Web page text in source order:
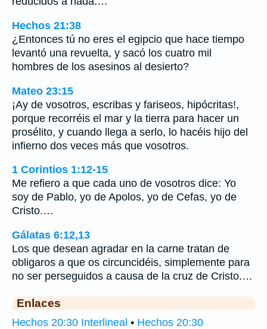
Hechos 21:38
¿Entonces tú no eres el egipcio que hace tiempo
levantó una revuelta, y sacó los cuatro mil
hombres de los asesinos al desierto?
Mateo 23:15
¡Ay de vosotros, escribas y fariseos, hipócritas!,
porque recorréis el mar y la tierra para hacer un
prosélito, y cuando llega a serlo, lo hacéis hijo del
infierno dos veces más que vosotros.
1 Corintios 1:12-15
Me refiero a que cada uno de vosotros dice: Yo
soy de Pablo, yo de Apolos, yo de Cefas, yo de
Cristo.…
Gálatas 6:12,13
Los que desean agradar en la carne tratan de
obligaros a que os circuncidéis, simplemente para
no ser perseguidos a causa de la cruz de Cristo.…
Enlaces
Hechos 20:30 Interlineal • Hechos 20:30